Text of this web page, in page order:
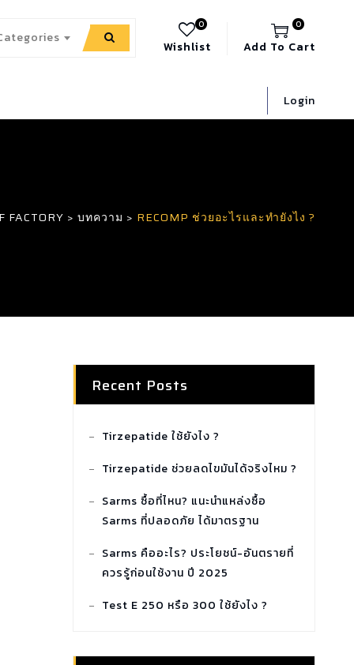
Add To Cart
0
Wishlist
0
Login
FACTORY > บทความ > RECOMP ช่วยอะไรและทำยังไง ?
Recent Posts
Tirzepatide ใช้ยังไง ?
Tirzepatide ช่วยลดไขมันได้จริงไหม ?
Sarms ซื้อที่ไหน? แนะนำแหล่งซื้อ
Sarms ที่ปลอดภัย ได้มาตรฐาน
Sarms คืออะไร? ประโยชน์-อันตรายที่
ควรรู้ก่อนใช้งาน ปี 2025
Test E 250 หรือ 300 ใช้ยังไง ?